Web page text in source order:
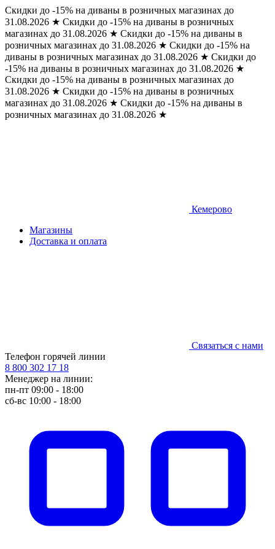
Скидки до -15% на диваны в розничных магазинах до
31.08.2026 ★ Скидки до -15% на диваны в розничных
магазинах до 31.08.2026 ★ Скидки до -15% на диваны в
розничных магазинах до 31.08.2026 ★ Скидки до -15% на
диваны в розничных магазинах до 31.08.2026 ★ Скидки до
-15% на диваны в розничных магазинах до 31.08.2026 ★
Скидки до -15% на диваны в розничных магазинах до
31.08.2026 ★ Скидки до -15% на диваны в розничных
магазинах до 31.08.2026 ★ Скидки до -15% на диваны в
розничных магазинах до 31.08.2026 ★
Кемерово
Магазины
Доставка и оплата
Связаться с нами
Телефон горячей линии
8 800 302 17 18
Менеджер на линии:
пн-пт 09:00 - 18:00
сб-вс 10:00 - 18:00